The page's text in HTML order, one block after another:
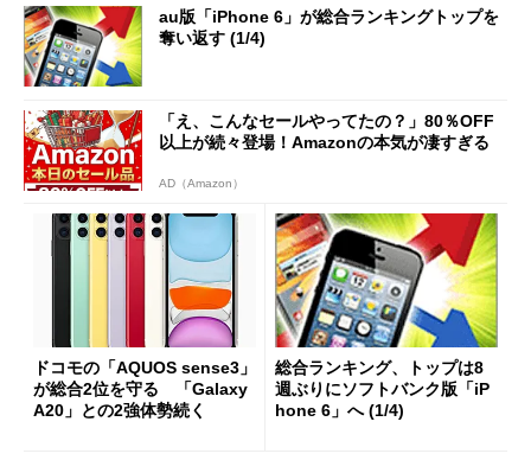
au版「iPhone 6」が総合ランキングトップを
奪い返す (1/4)
「え、こんなセールやってたの？」80％OFF
以上が続々登場！Amazonの本気が凄すぎる
AD（Amazon）
ドコモの「AQUOS sense3」
が総合2位を守る 「Galaxy
A20」との2強体勢続く
総合ランキング、トップは8
週ぶりにソフトバンク版「iP
hone 6」へ (1/4)